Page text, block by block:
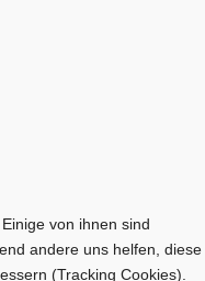
von ihnen sind
andere uns helfen, diese
(Tracking Cookies).